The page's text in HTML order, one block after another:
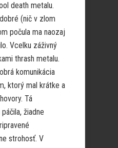
death metalu.
(nič v zlom
počula ma naozaj
Vcelku záživný
thrash metalu.
komunikácia
ktorý mal krátke a
Tá
žiadne
strohosť. V